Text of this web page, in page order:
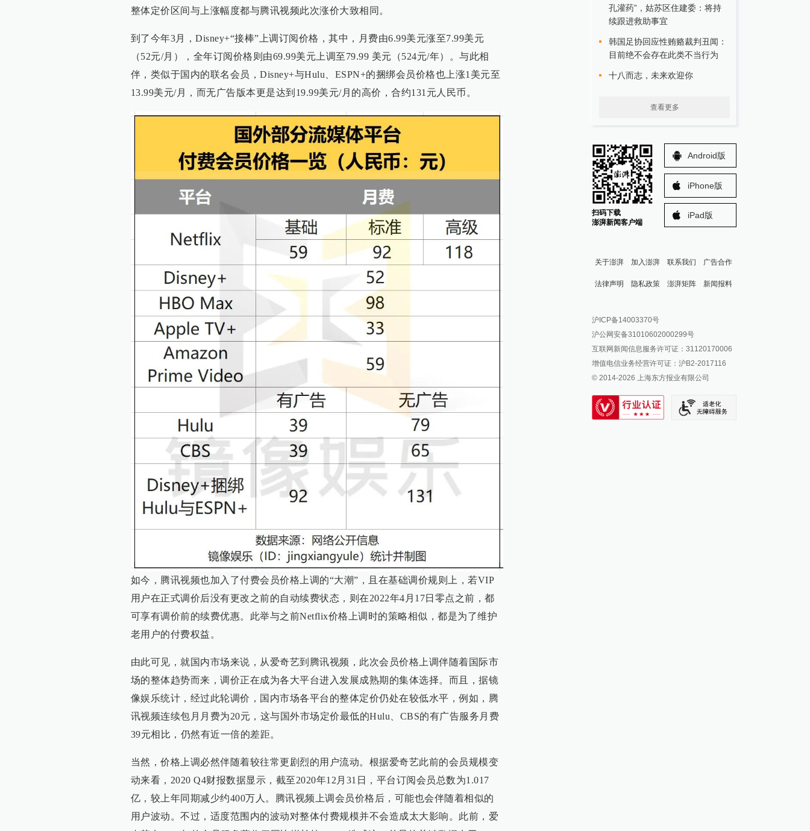
整体定价区间与上涨幅度都与腾讯视频此次涨价大致相同。
到了今年3月，Disney+“接棒”上调订阅价格，其中，月费由6.99美元涨至7.99美元
（52元/月），全年订阅价格则由69.99美元上调至79.99 美元（524元/年）。与此相
伴，类似于国内的联名会员，Disney+与Hulu、ESPN+的捆绑会员价格也上涨1美元至
13.99美元/月，而无广告版本更是达到19.99美元/月的高价，合约131元人民币。
如今，腾讯视频也加入了付费会员价格上调的“大潮”，且在基础调价规则上，若VIP
用户在正式调价后没有更改之前的自动续费状态，则在2022年4月17日零点之前，都
可享有调价前的续费优惠。此举与之前Netflix价格上调时的策略相似，都是为了维护
老用户的付费权益。
由此可见，就国内市场来说，从爱奇艺到腾讯视频，此次会员价格上调伴随着国际市
场的整体趋势而来，调价正在成为各大平台进入发展成熟期的集体选择。而且，据镜
像娱乐统计，经过此轮调价，国内市场各平台的整体定价仍处在较低水平，例如，腾
讯视频连续包月月费为20元，这与国外市场定价最低的Hulu、CBS的有广告服务月费
39元相比，仍然有近一倍的差距。
当然，价格上调必然伴随着较往常更剧烈的用户流动。根据爱奇艺此前的会员规模变
动来看，2020 Q4财报数据显示，截至2020年12月31日，平台订阅会员总数为1.017
亿，较上年同期减少约400万人。腾讯视频上调会员价格后，可能也会伴随着相似的
用户波动。不过，适度范围内的波动对整体付费规模并不会造成太大影响。此前，爱
孔灌药”，姑苏区住建委：将持
续跟进救助事宜
韩国足协回应性贿赂裁判丑闻：
目前绝不会存在此类不当行为
十八而志，未来欢迎你
查看更多
扫码下载
澎湃新闻客户端
Android版
iPhone版
iPad版
关于澎湃 加入澎湃 联系我们 广告合作
法律声明 隐私政策 澎湃矩阵
澎湃新闻公众号
澎湃新闻抖音号
派生万物开放平台
IP SHANGHAI
SIXTH TONE
新闻报料
报料邮箱: news@thepaper.cn
沪ICP备14003370号
沪公网安备31010602000299号
互联网新闻信息服务许可证：31120170006
增值电信业务经营许可证：沪B2-2017116
© 2014-2026 上海东方报业有限公司